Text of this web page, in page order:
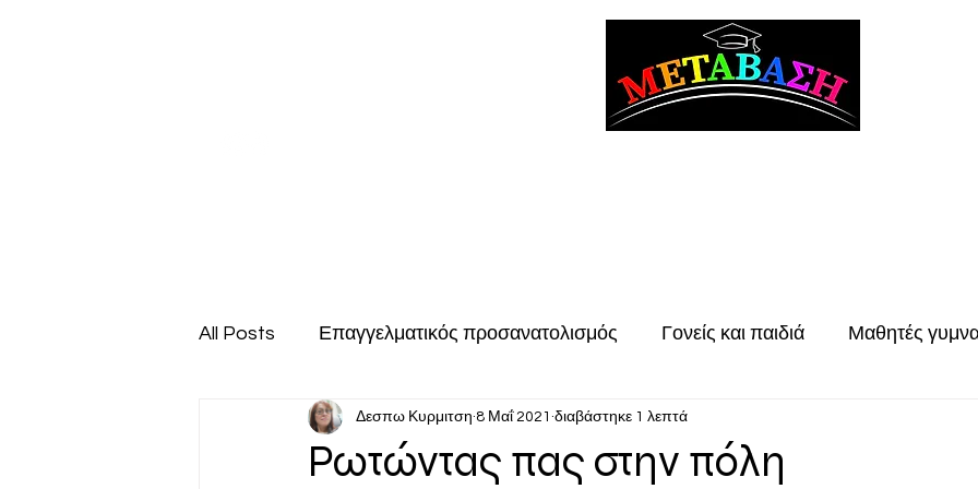
All Posts Επαγγελματικός προσανατολισμός Γονείς και παιδιά Μαθητές
Μαθητές λυκείου Σπουδές στην Ευρώπη Σπουδές στο Ηνωμένο Βασιλειο
Ρωτώντας πας στην πόλη
Δεσπω Κυρμιτση 8 Μαΐ 2021 διαβάστηκε 1 λεπτά